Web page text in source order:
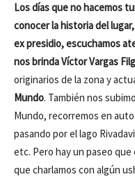
Los días que no hacemos
conocer la historia del
ex presidio, escuchamos
nos brinda Víctor Vargas
originarios de la zona y
Mundo. También nos
Mundo, recorremos en
pasando por el lago
etc. Pero hay un paseo
que charlamos con algún